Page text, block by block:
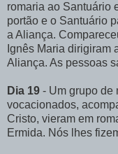
romaria ao Santuário
portão e o Santuário
a Aliança.
Ignês Maria dirigiram
Aliança. As pessoas
Dia 19 - Um grupo de
vocacionados,
Cristo, vieram em
Ermida. Nós lhes